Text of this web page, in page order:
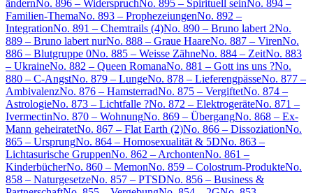
ändernNo. 896 – WiderspruchNo. 895 – Spirituell seinNo. 894 –
Familien-ThemaNo. 893 – ProphezeiungenNo. 892 –
IntegrationNo. 891 – Chemtrails (4)No. 890 – Bruno labert 2No.
889 – Bruno labert nurNo. 888 – Graue HaareNo. 887 – VirenNo.
886 – Blutgruppe 0No. 885 – Weisse ZähneNo. 884 – ZeitNo. 883
– UkraineNo. 882 – Queen RomanaNo. 881 – Gott ins uns ?No.
880 – C-AngstNo. 879 – LungeNo. 878 – LieferengpässeNo. 877 –
AmbivalenzNo. 876 – HamsterradNo. 875 – VergiftetNo. 874 –
AstrologieNo. 873 – Lichtfalle ?No. 872 – ElektrogeräteNo. 871 –
IvermectinNo. 870 – WohnungNo. 869 – ÜbergangNo. 868 – Ex-
Mann geheiratetNo. 867 – Flat Earth (2)No. 866 – DissoziationNo.
865 – UrsprungNo. 864 – Homosexualität & 5DNo. 863 –
Lichtasurische GruppenNo. 862 – ArchontenNo. 861 –
KinderbücherNo. 860 – MemonNo. 859 – Colostrum-ProdukteNo.
858 – NaturgesetzeNo. 857 – PTSDNo. 856 – Business &